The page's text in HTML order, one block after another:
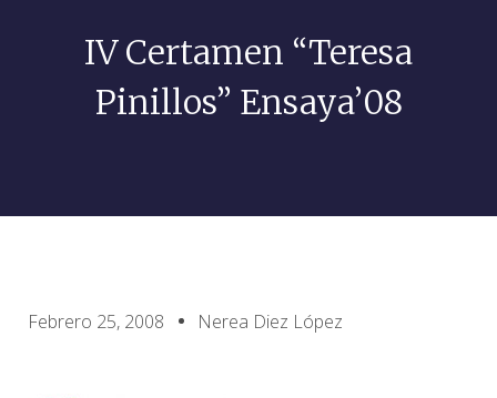
IV Certamen “Teresa
Pinillos” Ensaya’08
Febrero 25, 2008 Nerea Diez López